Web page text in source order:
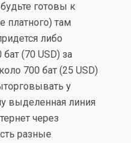
готовы к
платного) там
либо
(70 USD) за
700 бат (25 USD)
у
выделенная линия
через
разные